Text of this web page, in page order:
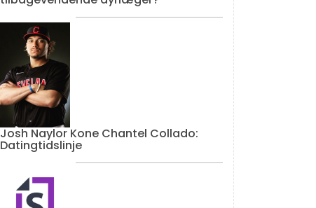
Josh Naylor Kone Chantel Collado:
Datingtidslinje